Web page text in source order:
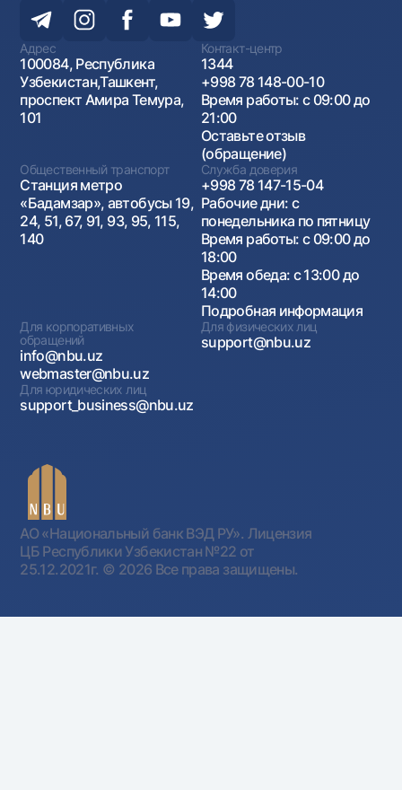
Адрес
100084, Республика
Узбекистан,Ташкент,
проспект Амира Темура,
101
Контакт-центр
1344
+998 78 148-00-10
Время работы: с 09:00 до
21:00
Оставьте отзыв
(обращение)
Общественный транспорт
Станция метро
«Бадамзар», автобусы 19,
24, 51, 67, 91, 93, 95, 115,
140
Служба доверия
+998 78 147-15-04
Рабочие дни: с
понедельника по пятницу
Время работы: с 09:00 до
18:00
Время обеда: с 13:00 до
14:00
Подробная информация
Для корпоративных
обращений
info@nbu.uz
webmaster@nbu.uz
Для физических лиц
support@nbu.uz
Для юридических лиц
support_business@nbu.uz
АО «Национальный банк ВЭД РУ». Лицензия
ЦБ Республики Узбекистан №22 от
25.12.2021г. © 2026 Все права защищены.